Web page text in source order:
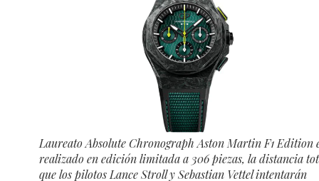
Laureato Absolute Chronograph Aston Martin F1 Edition
realizado en edición limitada a 306 piezas, la distancia
que los pilotos Lance Stroll y Sebastian Vettel intentarán